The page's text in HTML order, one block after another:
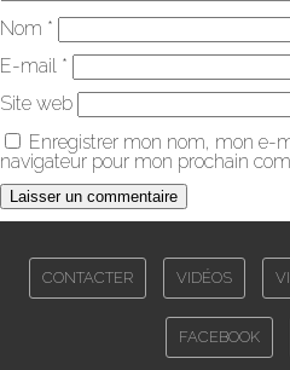
Nom *
E-mail *
Site web
Enregistrer mon nom, mon e-
navigateur pour mon prochain
CONTACTER VIDÉOS
FACEBOOK